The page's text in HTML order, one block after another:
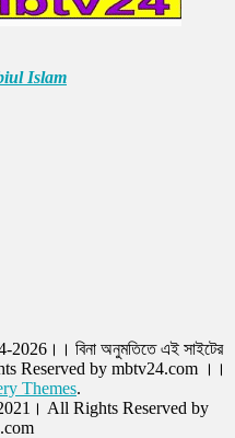
Islam
বিনা অনুমতিতে এই সাইটের
Reserved by mbtv24.com ।।
Themes.
All Rights Reserved by